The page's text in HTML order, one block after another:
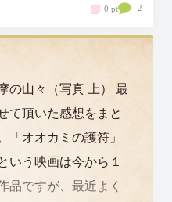
0 pt 2
の山々（写真 上） 最
て頂いた感想をまと
「オオカミの護符」
いう映画は今から１
品ですが、最近よく